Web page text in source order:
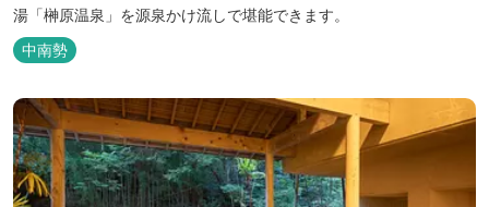
湯「榊原温泉」を源泉かけ流しで堪能できます。
中南勢